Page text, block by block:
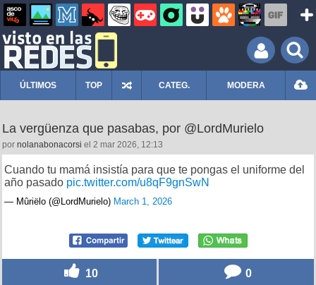
ÚLTIMOS TOP CATEG. MODERA
La vergüenza que pasabas, por @LordMurielo
por nolanabonacorsi el 2 mar 2026, 12:13
Cuando tu mamá insistía para que te pongas el uniforme del
año pasado pic.twitter.com/u8qF9gnSwN
— Mûriëlo (@LordMurielo) March 1, 2026
10 0